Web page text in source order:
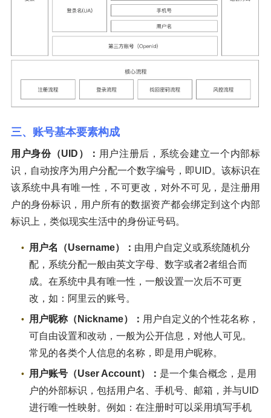
三、账号基本要素构成
用户身份（UID）： 用户注册后，系统会建立一个内部标
识，自动按序为用户分配一个数字编号，即UID。该标识在
该系统中具有唯一性，不可更改，对外不可见，是注册用
户的身份标识，用户所有的数据资产都会绑定到这个内部
标识上，类似现实生活中的身份证号码。
用户名（Username）： 由用户自定义或系统随机分
配，系统分配一般由英文字母、数字或者2者组合而
成。在系统中具有唯一性，一般设置一次后不可更
改，如：阿里云的账号。
用户昵称（Nickname）： 用户自定义的个性花名称，
可自由设置和改动，一般为公开信息，对他人可见。
常见的各类个人信息的名称，即是用户昵称。
用户账号（User Account）： 是一个集合概念，是用
户的外部标识，包括用户名、手机号、邮箱，并与UID
进行唯一性映射。例如：在注册时可以采用填写手机